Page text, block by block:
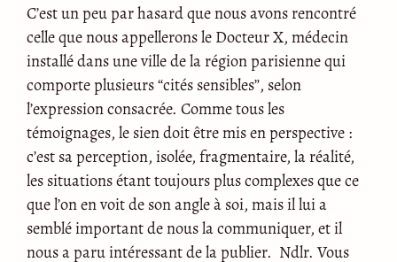
C’est un peu par hasard que nous avons rencontré
celle que nous appellerons le Docteur X, médecin
installé dans une ville de la région parisienne qui
comporte plusieurs “cités sensibles”, selon
l’expression consacrée. Comme tous les
témoignages, le sien doit être mis en perspective :
c’est sa perception, isolée, fragmentaire, la réalité,
les situations étant toujours plus complexes que ce
que l’on en voit de son angle à soi, mais il lui a
semblé important de nous la communiquer, et il
nous a paru intéressant de la publier. Ndlr. Vous